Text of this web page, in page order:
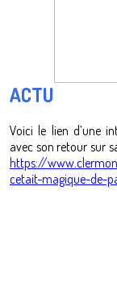
ACTU
Voici le lien d’une
avec son retour sur
https://
cetait-magique-de-